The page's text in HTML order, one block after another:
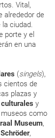
Vital,
alrededor de
la ciudad.
porte y el
en una
(singels),
cientos de
plazas y
y
como
Museum,
,